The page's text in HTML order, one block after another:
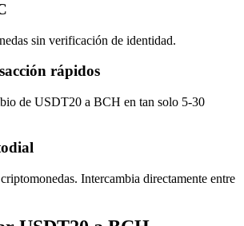
sin verificación de identidad.
rápidos
de USDT20 a BCH en tan solo 5-30
Intercambia directamente entre